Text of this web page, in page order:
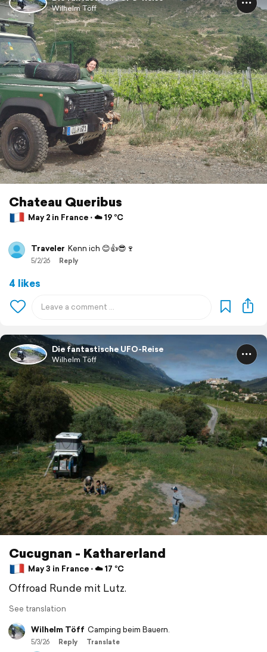
Wilhelm Töff
Chateau Queribus
May 2 in France ⋅ ☁️ 19 °C
Traveler Kenn ich 😊👍😎🍷
5/2/26 Reply
4 likes
Die fantastische UFO-Reise
Wilhelm Töff
Cucugnan - Katharerland
May 3 in France ⋅ ☁️ 17 °C
Offroad Runde mit Lutz.
See translation
Wilhelm Töff Camping beim Bauern.
5/3/26 Reply Translate